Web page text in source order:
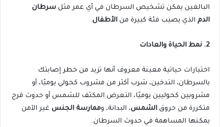
البالغين يمكن تشخيص السرطان في أي عمر مثل سرطان
الدم الذي يصيب فئة كبيرة من الأطفال.
2. نمط الحياة والعادات
اختيارات حياتية معينة معروف أنها تزيد من خطر إصابتك
بالسرطان، التدخين، شرب أكثر من مشروب كحولي يوميًا، أو
مشروبين كحوليين يوميًا، التعرض المكثف للشمس أو حدوث قرح
متكررة من حروق الشمس، البدانة، وممارسة الجنس غير الآمن
يمكنها المساهمة في حدوث السرطان.